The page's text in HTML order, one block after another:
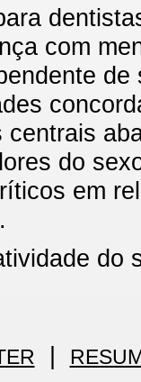
com
do
em
do
|